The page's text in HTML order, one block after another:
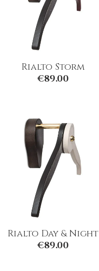
Rialto Storm
€89.00
Rialto Day & Night
€89.00